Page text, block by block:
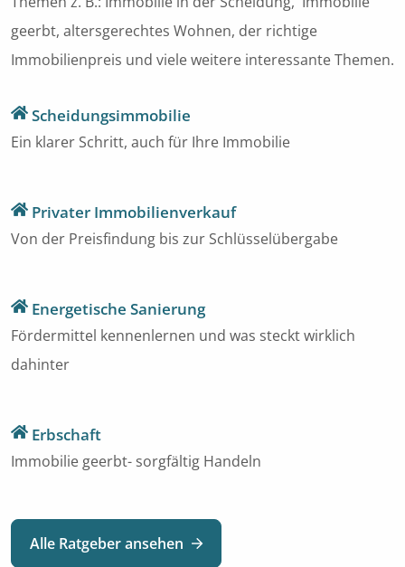
geerbt, altersgerechtes Wohnen, der richtige
Immobilienpreis und viele weitere interessante Themen.
Scheidungsimmobilie
Ein klarer Schritt, auch für Ihre Immobilie
Privater Immobilienverkauf
Von der Preisfindung bis zur Schlüsselübergabe
Energetische Sanierung
Fördermittel kennenlernen und was steckt wirklich
dahinter
Erbschaft
Immobilie geerbt- sorgfältig Handeln
Alle Ratgeber ansehen